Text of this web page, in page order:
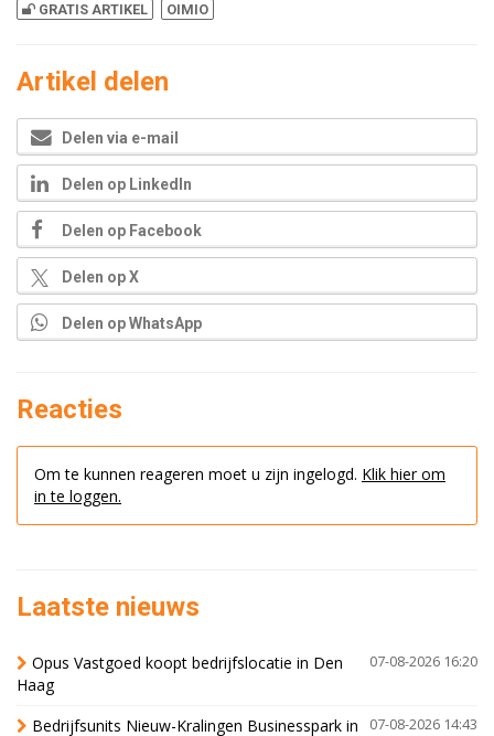
GRATIS ARTIKEL OIMIO
Artikel delen
Delen via e-mail
Delen op LinkedIn
Delen op Facebook
Delen op X
Delen op WhatsApp
Reacties
Om te kunnen reageren moet u zijn ingelogd. Klik hier om
in te loggen.
Laatste nieuws
07-08-2026 16:20
Opus Vastgoed koopt bedrijfslocatie in Den
Haag
07-08-2026 14:43
Bedrijfsunits Nieuw-Kralingen Businesspark in